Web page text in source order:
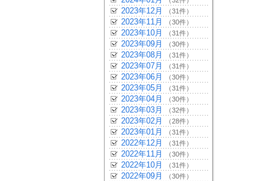
2023年12月 （31件）
2023年11月 （30件）
2023年10月 （31件）
2023年09月 （30件）
2023年08月 （31件）
2023年07月 （31件）
2023年06月 （30件）
2023年05月 （31件）
2023年04月 （30件）
2023年03月 （32件）
2023年02月 （28件）
2023年01月 （31件）
2022年12月 （31件）
2022年11月 （30件）
2022年10月 （31件）
2022年09月 （30件）